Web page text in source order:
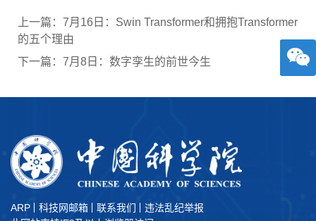
上一篇：7月16日：Swin Transformer和拥抱Transformer
的五个理由
下一篇：7月8日：数字孪生的前世今生
ARP 科技网邮箱 联系我们
违法乱纪举报